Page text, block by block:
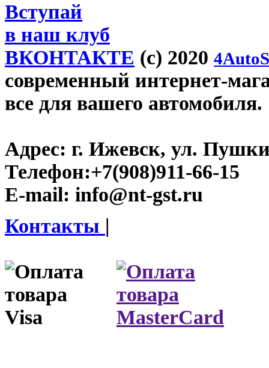
Вступай
в наш клуб
ВКОНТАКТЕ (c) 2020
современный интернет-
все для вашего автомобиля.
Адрес: г. Ижевск, ул.
Телефон:+7(908)911-66-15
E-mail: info@nt-gst.ru
Контакты |